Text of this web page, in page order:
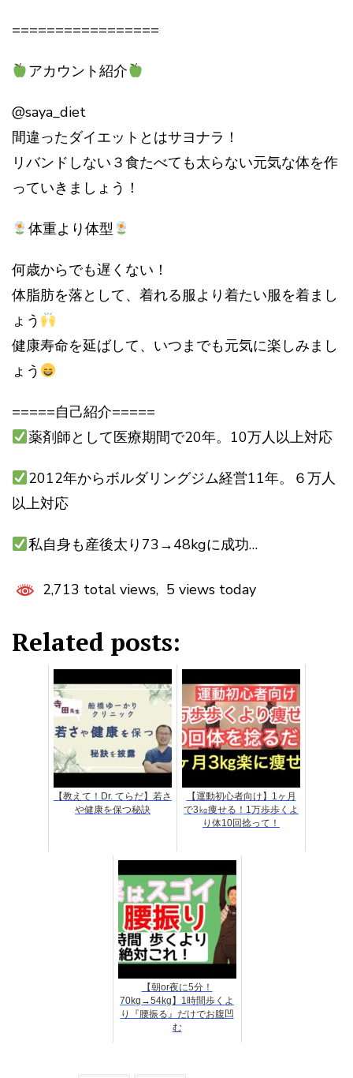
=================
アカウント紹介
@saya_diet
間違ったダイエットとはサヨナラ！
リバンドしない３食たべても太らない元気な体を作
っていきましょう！
体重より体型
何歳からでも遅くない！
体脂肪を落として、着れる服より着たい服を着まし
ょう
健康寿命を延ばして、いつまでも元気に楽しみまし
ょう
=====自己紹介=====
薬剤師として医療期間で20年。10万人以上対応
2012年からボルダリングジム経営11年。６万人
以上対応
私自身も産後太り73→48kgに成功…
2,713 total views, 5 views today
Related posts:
【教えて！Dr. てらだ】若さ
や健康を保つ秘訣
【運動初心者向け】1ヶ月
で3㎏痩せる！1万歩歩くよ
り体10回捻って！
【朝or夜に5分！
70kg→54kg】1時間歩くよ
り『腰振る』だけでお腹凹
む